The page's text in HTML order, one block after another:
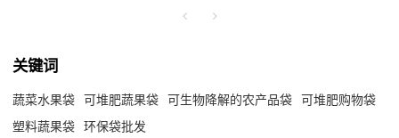
关键词
蔬菜水果袋 可堆肥蔬果袋 可生物降解的农产品袋 可堆肥购物袋
塑料蔬果袋 环保袋批发